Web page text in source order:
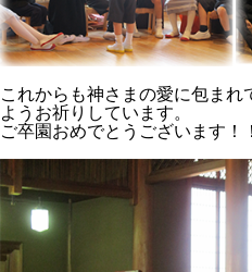
これからも神さまの愛に包ま
ようお祈りしています。
ご卒園おめでとうございます！！